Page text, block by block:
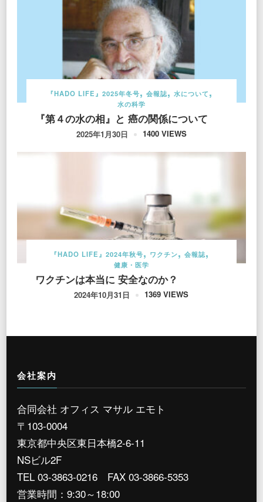
『HADO LIFE』2025年冬号 会報誌
水について
水の科学
『第４の水の相』と 癌の関係について
2025年1月30日 1400 VIEWS
『HADO LIFE』2024年秋号 ワクチン
会報誌
健康・医学
ワクチンは本当に 安全なのか？
2024年10月31日 1369 VIEWS
会社案内
合同会社 オフィス マサル エモト
〒103-0004
東京都中央区東日本橋2-6-11
NSビル2F
TEL 03-3863-0216 FAX 03-3866-5353
営業時間：9:30～18:00